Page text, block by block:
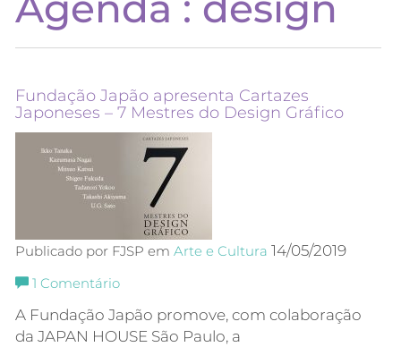
Fundação Japão apresenta Cartazes
Japoneses – 7 Mestres do Design Gráfico
Publicado por FJSP em Arte e Cultura 14/05/2019
1 Comentário
A Fundação Japão promove, com colaboração
da JAPAN HOUSE São Paulo, a